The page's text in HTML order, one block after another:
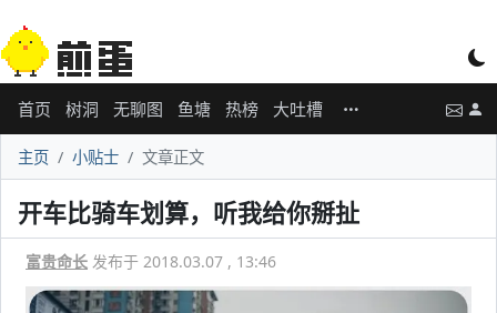
首页 树洞 无聊图 鱼塘 热榜 大吐槽
主页 小贴士 文章正文
开车比骑车划算，听我给你掰扯
富贵命长 发布于 2018.03.07 , 13:46